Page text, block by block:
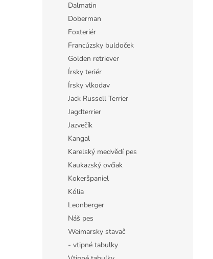
Dalmatin
Doberman
Foxteriér
Francúzsky buldoček
Golden retriever
Írsky teriér
Írsky vlkodav
Jack Russell Terrier
Jagdterrier
Jazvečík
Kangal
Karelský medvědí pes
Kaukazský ovčiak
Kokeršpaniel
Kólia
Leonberger
Náš pes
Weimarsky stavač
- vtipné tabulky